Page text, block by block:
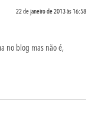
22 de janeiro de 2013 às 16:58
no blog mas não é,